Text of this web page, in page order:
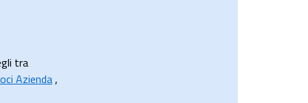
tra
Azienda,